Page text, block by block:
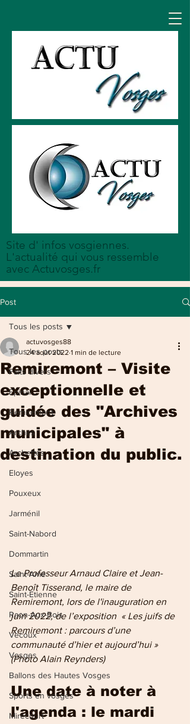
Site d' infos vosgiennes.
L'actualité qui vous ressemble
avec Actuvosges.fr
Post
Tous les posts
Faits divers
Epinal
Remiremont
Arches
Archettes
Eloyes
Pouxeux
Jarménil
Saint-Nabord
Dommartin
Saint-Amé
Saint-Etienne
Raon-Aux-Bois
Vecoux
Vosges
Ballons des Hautes Vosges
Sports en vosges
Mirecourt
Tous les posts
Remiremont – Visite
exceptionnelle et
guidée des "Archives
municipales" à
destination du public.
actuvosges88
24 août 2022 1 min de lecture
Le Professeur Arnaud Claire et Jean-
Benoît Tisserand, le maire de
Remiremont, lors de l'inauguration en
juin 2022, de l’exposition  « Les juifs de
Remiremont : parcours d’une
communauté d’hier et aujourd’hui »
(Photo Alain Reynders)
Une date à noter à
l'agenda : le mardi